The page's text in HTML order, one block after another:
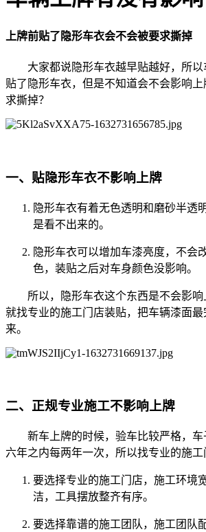
上牌前贴了隐形车衣会不会被要求撕掉
大家都说隐形车衣越早贴越好，所
贴了隐形车衣，但是不知道会不会影响
求撕掉？
一、贴隐形车衣不影响上牌
隐形车衣有着无色透明和磨砂半透
是看不出来的。
隐形车衣可以增加车漆亮度，不会
色，装贴之后对车身颜色没影响。
所以，隐形车衣这个东西是不会影
就找专业的施工门店装贴，把车辆漆面
来。
二、正规专业施工不影响上牌
新车上牌的时候，验车比较严格，车
六年之内每两年一次，所以找专业的施工
要选择专业的施工门店，施工环境
洁，工具摆放整齐有序。
要选择靠谱的施工团队，施工团队